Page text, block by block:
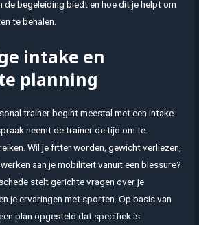
de begeleiding biedt en hoe dit je helpt om
te behalen.
intake en
planning
trainer begint meestal met een intake.
neemt de trainer de tijd om te
Wil je fitter worden, gewicht verliezen,
aan je mobiliteit vanuit een blessure?
stelt gerichte vragen over je
je ervaringen met sporten. Op basis van
plan opgesteld dat specifiek is